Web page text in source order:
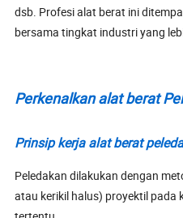
dsb. Profesi alat berat ini
bersama tingkat industri yang
Perkenalkan alat berat
Prinsip kerja alat berat
Peledakan dilakukan dengan
atau kerikil halus) proyektil pada